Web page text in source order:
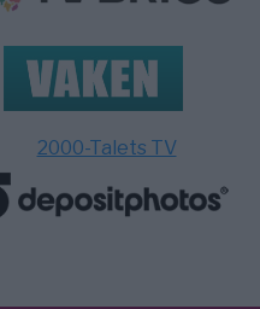
2000-Talets TV